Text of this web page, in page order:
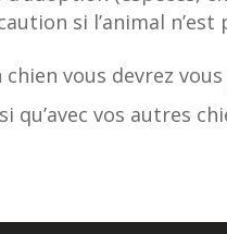
si l’animal n’est
vous devrez
qu’avec vos autres